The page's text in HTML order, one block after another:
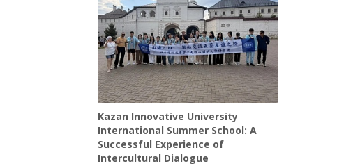
Kazan Innovative University
International Summer School: A
Successful Experience of
Intercultural Dialogue